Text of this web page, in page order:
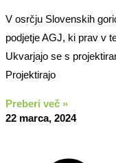
V osrčju Slovenskih
podjetje AGJ, ki prav v
Ukvarjajo se s
Projektirajo
Preberi več »
22 marca, 2024